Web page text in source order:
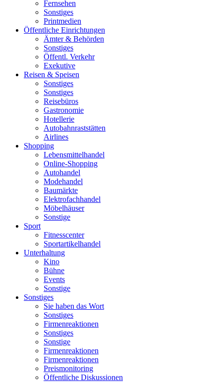
Fernsehen
Sonstiges
Printmedien
Öffentliche Einrichtungen
Ämter & Behörden
Sonstiges
Öffentl. Verkehr
Exekutive
Reisen & Speisen
Sonstiges
Sonstiges
Reisebüros
Gastronomie
Hotellerie
Autobahnraststätten
Airlines
Shopping
Lebensmittelhandel
Online-Shopping
Autohandel
Modehandel
Baumärkte
Elektrofachhandel
Möbelhäuser
Sonstige
Sport
Fitnesscenter
Sportartikelhandel
Unterhaltung
Kino
Bühne
Events
Sonstige
Sonstiges
Sie haben das Wort
Sonstiges
Firmenreaktionen
Sonstiges
Sonstige
Firmenreaktionen
Firmenreaktionen
Preismonitoring
Öffentliche Diskussionen